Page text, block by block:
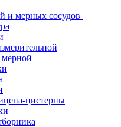
и мерных сосудов
цистерны